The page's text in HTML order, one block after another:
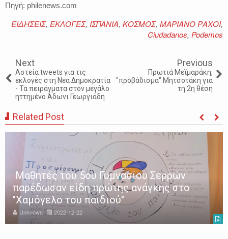
Πηγή: philenews.com
ΕΙΔΗΣΕΙΣ, ΕΚΛΟΓΕΣ, ΙΣΠΑΝΙΑ, ΚΟΣΜΟΣ, ΜΑΡΙΑΝΟ ΡΑΧΟΙ,
Ciudadanos, Podemos
Next
Αστεία tweets για τις
εκλογές στη Νεα Δημοκρατία
- Τα πειράγματα στον μεγάλο
ηττημένο Άδωνι Γεωργιάδη
Previous
Πρωτιά Μεϊμαράκη,
"προβάδισμα" Μητσοτάκη για
τη 2η θέση
Related Post
Μαθητές του 5ου Γυμνασίου Σερρών
παρέδωσαν είδη πρώτης ανάγκης στο
"Χαμόγελο του παιδιού"
Unknown 2022-12-22